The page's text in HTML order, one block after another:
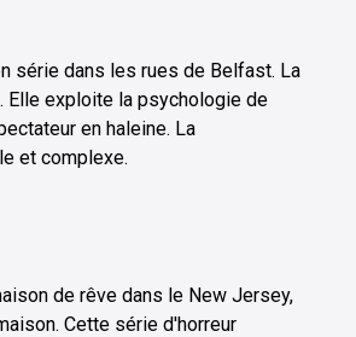
série dans les rues de Belfast. La
exploite la psychologie de
en haleine. La
et complexe.
de rêve dans le New Jersey,
Cette série d'horreur